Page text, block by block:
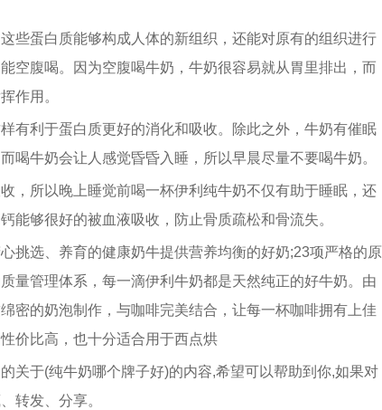
些蛋白质能够构成人体的新组织，还能对原有的组织进行
空腹喝。因为空腹喝牛奶，牛奶很容易就从胃里排出，而
作用。
有利于蛋白质更好的消化和吸收。除此之外，牛奶有催眠
喝牛奶会让人感觉昏昏入睡，所以早晨尽量不要喝牛奶。
，所以晚上睡觉前喝一杯伊利纯牛奶不仅有助于睡眠，还
能够很好的被血液吸收，防止骨质疏松和骨流失。
挑选、养育的健康奶牛提供营养均衡的好奶;23项严格的原
量管理体系，每一滴伊利牛奶都是天然纯正的好牛奶。由
密的奶泡制作，与咖啡完美结合，让每一杯咖啡拥有上佳
价比高，也十分适合用于西点烘
关于(纯牛奶哪个牌子好)的内容,希望可以帮助到你,如果对
转发、分享。